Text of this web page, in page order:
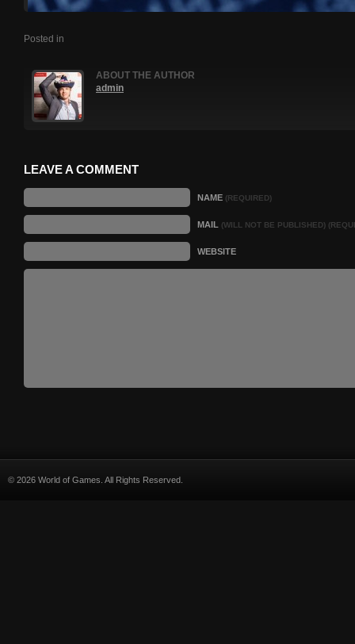
Posted in
ABOUT THE AUTHOR
admin
LEAVE A COMMENT
NAME (REQUIRED)
MAIL (WILL NOT BE PUBLISHED)
WEBSITE
© 2026 World of Games. All Rights Reserved.